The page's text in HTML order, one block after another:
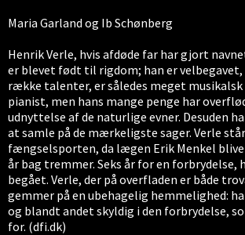
Maria Garland og Ib Schønberg
Henrik Verle, hvis afdøde far har gjort
er blevet født til rigdom; han er velbegavet,
række talenter, er således meget musikalsk
pianist, men hans mange penge har
udnyttelse af de naturlige evner. Desuden
at samle på de mærkeligste sager. Verle
fængselsporten, da lægen Erik Menkel
år bag tremmer. Seks år for en forbrydelse,
begået. Verle, der på overfladen er både
gemmer på en ubehagelig hemmelighed:
og blandt andet skyldig i den forbrydelse,
for. (dfi.dk)